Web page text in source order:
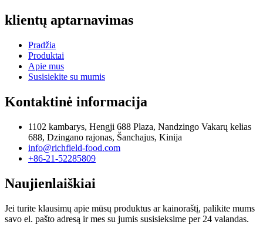
klientų aptarnavimas
Pradžia
Produktai
Apie mus
Susisiekite su mumis
Kontaktinė informacija
1102 kambarys, Hengji 688 Plaza, Nandzingo Vakarų kelias
688, Dzingano rajonas, Šanchajus, Kinija
info@richfield-food.com
+86-21-52285809
Naujienlaiškiai
Jei turite klausimų apie mūsų produktus ar kainoraštį, palikite mums
savo el. pašto adresą ir mes su jumis susisieksime per 24 valandas.